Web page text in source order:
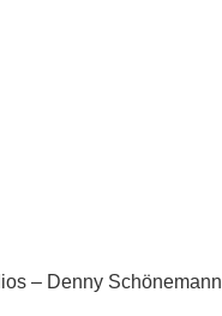
– Denny Schönemann